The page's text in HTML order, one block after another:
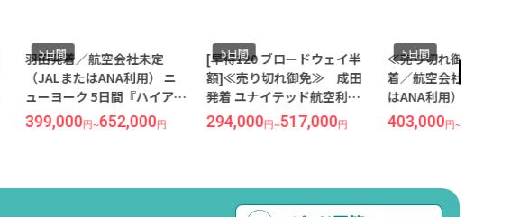
羽田発着／航空会社未定
（JALまたはANA利用） ニ
ューヨーク 5日間『ハイアッ
ト グランド セントラル』指
5日間
399,000 円~652,000 円
[早得120 ブロードウェイ半
額]≪売り切れ御免≫ 成田
発着 ユナイテッド航空利用
ニューヨーク 5日間 価格重
視ホテルに滞在（指定不
5日間
294,000 円~517,000 円
≪売り切れ御免≫ 羽
着／航空会社未定（
はANA利用） ニュー
5日間 価格重視ホテル
（指定不可）
5日間
403,000 円~